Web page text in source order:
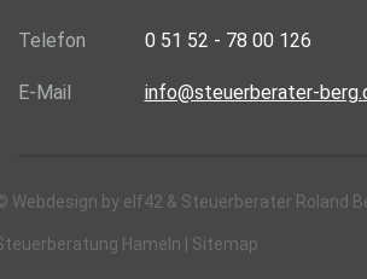
Telefon
E-Mail
0 51 52 - 78 00 126
info@steuerberater-
Webdesign by elf42 & Steuerberater Roland
Hameln | Sitemap